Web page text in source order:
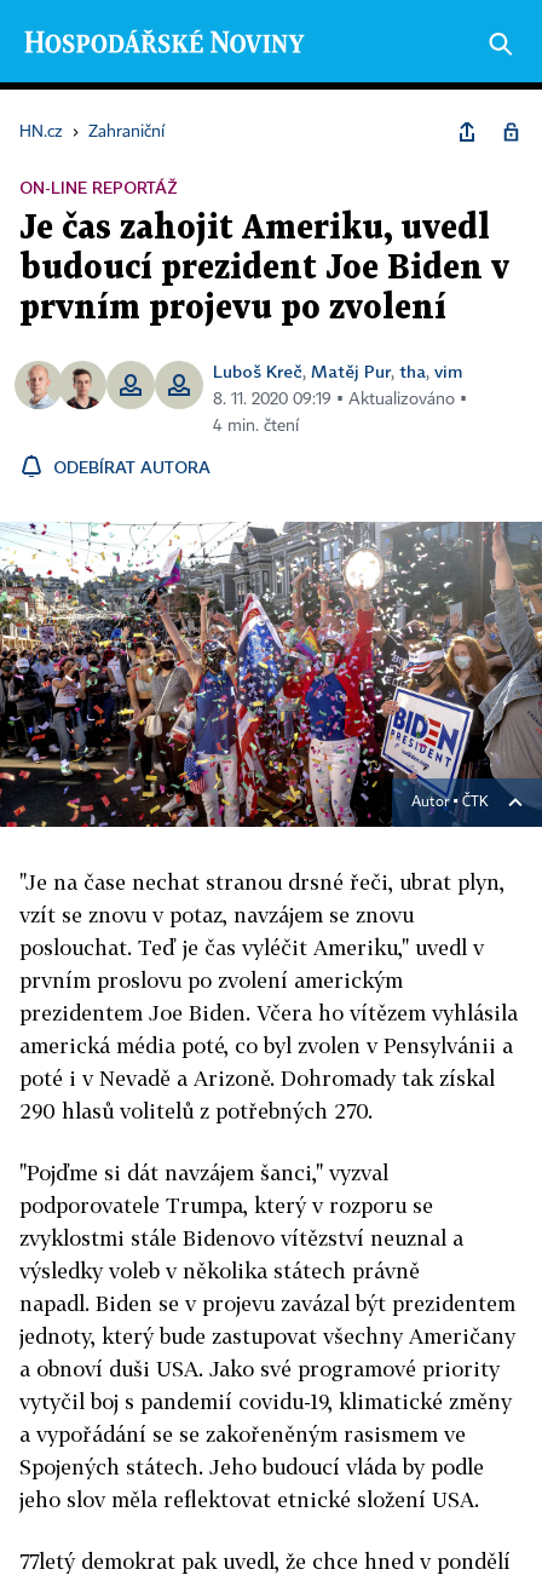
HN.cz › Zahraniční
ON-LINE REPORTÁŽ
Je čas zahojit Ameriku, uvedl
budoucí prezident Joe Biden v
prvním projevu po zvolení
Luboš Kreč, Matěj Pur, tha, vim
8. 11. 2020 09:19 ▪ Aktualizováno ▪
4 min. čtení
ODEBÍRAT AUTORA
Autor ▪ ČTK
"Je na čase nechat stranou drsné řeči, ubrat plyn,
vzít se znovu v potaz, navzájem se znovu
poslouchat. Teď je čas vyléčit Ameriku," uvedl v
prvním proslovu po zvolení americkým
prezidentem Joe Biden. Včera ho vítězem vyhlásila
americká média poté, co byl zvolen v Pensylvánii a
poté i v Nevadě a Arizoně. Dohromady tak získal
290 hlasů volitelů z potřebných 270.
"Pojďme si dát navzájem šanci," vyzval
podporovatele Trumpa, který v rozporu se
zvyklostmi stále Bidenovo vítězství neuznal a
výsledky voleb v několika státech právně
napadl. Biden se v projevu zavázal být prezidentem
jednoty, který bude zastupovat všechny Američany
a obnoví duši USA. Jako své programové priority
vytyčil boj s pandemií covidu-19, klimatické změny
a vypořádání se se zakořeněným rasismem ve
Spojených státech. Jeho budoucí vláda by podle
jeho slov měla reflektovat etnické složení USA.
77letý demokrat pak uvedl, že chce hned v pondělí